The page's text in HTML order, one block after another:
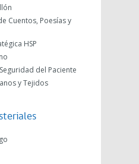
Cuentos, Poesías y
HSP
del Paciente
y Tejidos